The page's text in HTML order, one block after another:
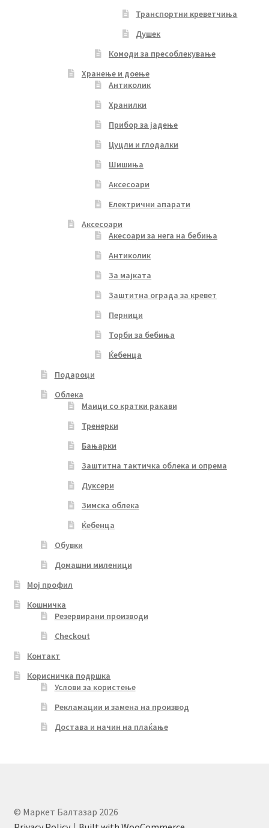
Транспортни креветчиња
Душек
Комоди за пресоблекување
Хранење и доење
Антиколик
Хранилки
Прибор за јадење
Цуцли и глодалки
Шишиња
Аксесоари
Електрични апарати
Аксесоари
Акесоари за нега на бебиња
Антиколик
За мајката
Заштитна ограда за кревет
Перници
Торби за бебиња
Ќебенца
Подароци
Облека
Маици со кратки ракави
Тренерки
Бањарки
Заштитна тактичка облека и опрема
Дуксери
Зимска облека
Ќебенца
Обувки
Домашни миленици
Мој профил
Кошничка
Резервирани производи
Checkout
Контакт
Корисничка подршка
Услови за користење
Рекламации и замена на производ
Достава и начин на плаќање
© Маркет Балтазар 2026